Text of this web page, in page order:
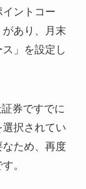
ントコー
あり、
月末
」を設定し
券ですでに
選択されてい
ため、再度
。